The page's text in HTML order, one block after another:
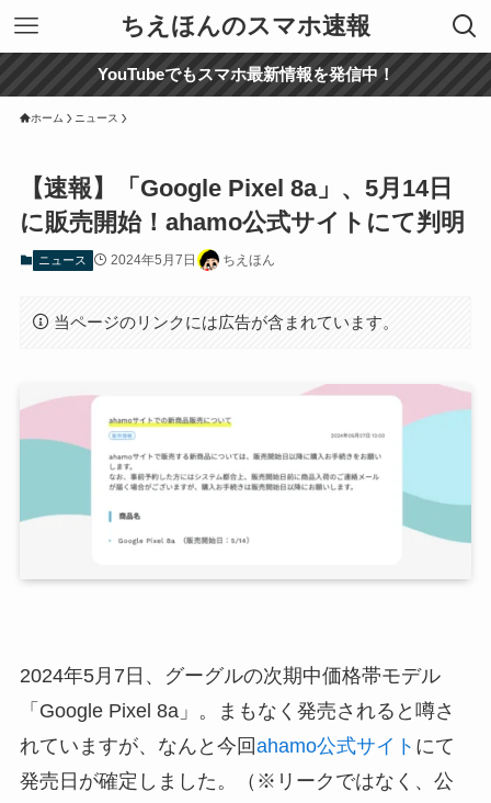
ちえほんのスマホ速報
YouTubeでもスマホ最新情報を発信中！
ホーム ニュース
【速報】「Google Pixel 8a」、5月14日
に販売開始！ahamo公式サイトにて判明
ニュース 2024年5月7日 ちえほん
当ページのリンクには広告が含まれています。
2024年5月7日、グーグルの次期中価格帯モデル
「Google Pixel 8a」。まもなく発売されると噂さ
れていますが、なんと今回ahamo公式サイト にて
発売日が確定しました。（※リークではなく、公